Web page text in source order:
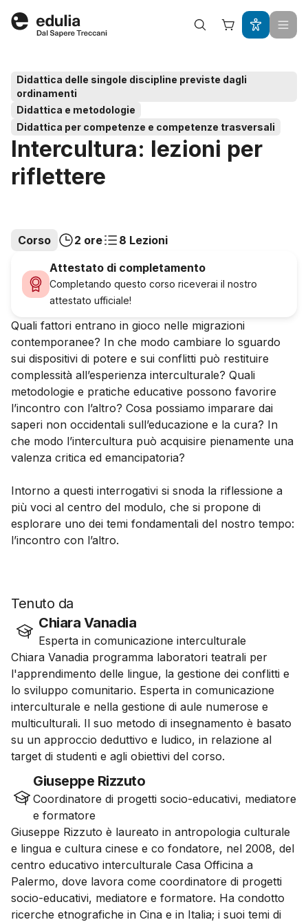
Edulia
Didattica delle singole discipline previste dagli
ordinamenti
Didattica e metodologie
Didattica per competenze e competenze trasversali
Intercultura: lezioni per
riflettere
Corso 2 ore
8 Lezioni
Attestato di completamento
Completando questo corso riceverai il nostro
attestato ufficiale!
Quali fattori entrano in gioco nelle migrazioni
contemporanee? In che modo cambiare lo sguardo
sui dispositivi di potere e sui conflitti può restituire
complessità all’esperienza interculturale? Quali
metodologie e pratiche educative possono favorire
l’incontro con l’altro? Cosa possiamo imparare dai
saperi non occidentali sull’educazione e la cura? In
che modo l’intercultura può acquisire pienamente una
valenza critica ed emancipatoria?
Intorno a questi interrogativi si snoda la riflessione a
più voci al centro del modulo, che si propone di
esplorare uno dei temi fondamentali del nostro tempo:
l’incontro con l’altro.
Tenuto da
Chiara Vanadia
Esperta in comunicazione interculturale
Chiara Vanadia programma laboratori teatrali per
l'apprendimento delle lingue, la gestione dei conflitti e
lo sviluppo comunitario. Esperta in comunicazione
interculturale e nella gestione di aule numerose e
multiculturali. Il suo metodo di insegnamento è basato
su un approccio deduttivo e ludico, in relazione al
target di studenti e agli obiettivi del corso.
Giuseppe Rizzuto
Coordinatore di progetti socio-educativi, mediatore
e formatore
Giuseppe Rizzuto è laureato in antropologia culturale
e lingua e cultura cinese e co fondatore, nel 2008, del
centro educativo interculturale Casa Officina a
Palermo, dove lavora come coordinatore di progetti
socio-educativi, mediatore e formatore. Ha condotto
ricerche etnografiche in Cina e in Italia; i suoi temi di